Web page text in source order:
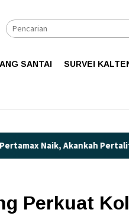
SANTAI SURVEI
Akankah Pertalite Terancam
Perkuat